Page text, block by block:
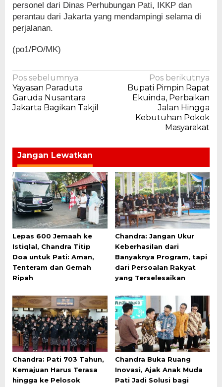
personel dari Dinas Perhubungan Pati, IKKP dan
perantau dari Jakarta yang mendampingi selama di
perjalanan.
(po1/PO/MK)
Navigasi
pos
Pos sebelumnya
Yayasan Paraduta
Garuda Nusantara
Jakarta Bagikan Takjil
Pos berikutnya
Bupati Pimpin Rapat
Ekuinda, Perbaikan
Jalan Hingga
Kebutuhan Pokok
Masyarakat
Jangan Lewatkan
Lepas 600 Jemaah ke
Istiqlal, Chandra Titip
Doa untuk Pati: Aman,
Tenteram dan Gemah
Ripah
Chandra: Jangan Ukur
Keberhasilan dari
Banyaknya Program, tapi
dari Persoalan Rakyat
yang Terselesaikan
Chandra: Pati 703 Tahun,
Kemajuan Harus Terasa
hingga ke Pelosok
Chandra Buka Ruang
Inovasi, Ajak Anak Muda
Pati Jadi Solusi bagi